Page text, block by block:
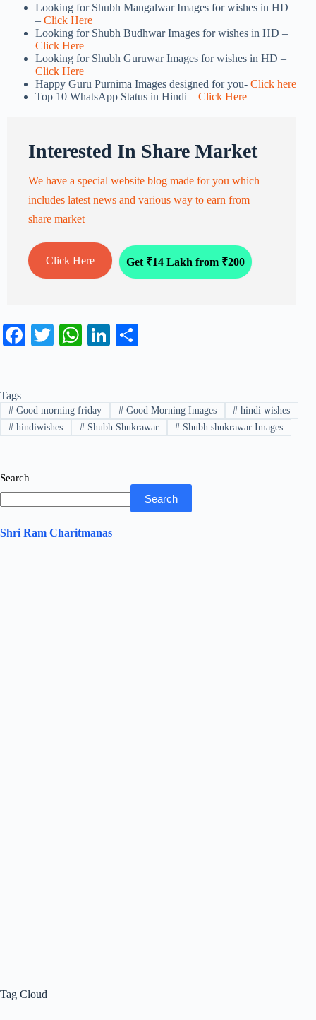
Looking for Shubh Mangalwar Images for wishes in HD
– Click Here
Looking for Shubh Budhwar Images for wishes in HD –
Click Here
Looking for Shubh Guruwar Images for wishes in HD –
Click Here
Happy Guru Purnima Images designed for you- Click here
Top 10 WhatsApp Status in Hindi – Click Here
Interested In Share Market
We have a special website blog made for you which
includes latest news and various way to earn from
share market
Click Here Get ₹14 Lakh from ₹200
Fa
ok
T
r
W
A
pp
Li
In
Tags
#Good morning friday #Good Morning Images # hindi wishes
#hindiwishes #Shubh Shukrawar # Shubh shukrawar Images
Search
Search
Shri Ram Charitmanas
Tag Cloud